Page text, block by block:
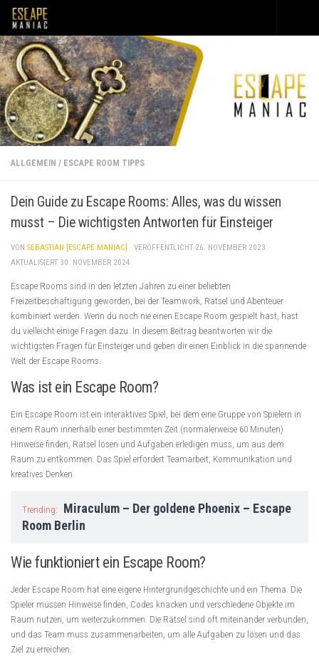
Unter dem Inhalt
ALLGEMEIN / ESCAPE ROOM TIPPS
Dein Guide zu Escape Rooms: Alles, was du wissen
musst – Die wichtigsten Antworten für Einsteiger
VON SEBASTIAN [ESCAPE MANIAC] · VERÖFFENTLICHT 26. NOVEMBER 2023 ·
AKTUALISIERT 30. NOVEMBER 2024
Escape Rooms sind in den letzten Jahren zu einer beliebten
Freizeitbeschäftigung geworden, bei der Teamwork, Rätsel und Abenteuer
kombiniert werden. Wenn du noch nie einen Escape Room gespielt hast, hast
du vielleicht einige Fragen dazu. In diesem Beitrag beantworten wir die
wichtigsten Fragen für Einsteiger und geben dir einen Einblick in die spannende
Welt der Escape Rooms.
Was ist ein Escape Room?
Ein Escape Room ist ein interaktives Spiel, bei dem eine Gruppe von Spielern in
einem Raum innerhalb einer bestimmten Zeit (normalerweise 60 Minuten)
Hinweise finden, Rätsel lösen und Aufgaben erledigen muss, um aus dem
Raum zu entkommen. Das Spiel erfordert Teamarbeit, Kommunikation und
kreatives Denken.
Trending:
Miraculum – Der goldene Phoenix – Escape
Room Berlin
Wie funktioniert ein Escape Room?
Jeder Escape Room hat eine eigene Hintergrundgeschichte und ein Thema. Die
Spieler müssen Hinweise finden, Codes knacken und verschiedene Objekte im
Raum nutzen, um weiterzukommen. Die Rätsel sind oft miteinander verbunden,
und das Team muss zusammenarbeiten, um alle Aufgaben zu lösen und das
Ziel zu erreichen.